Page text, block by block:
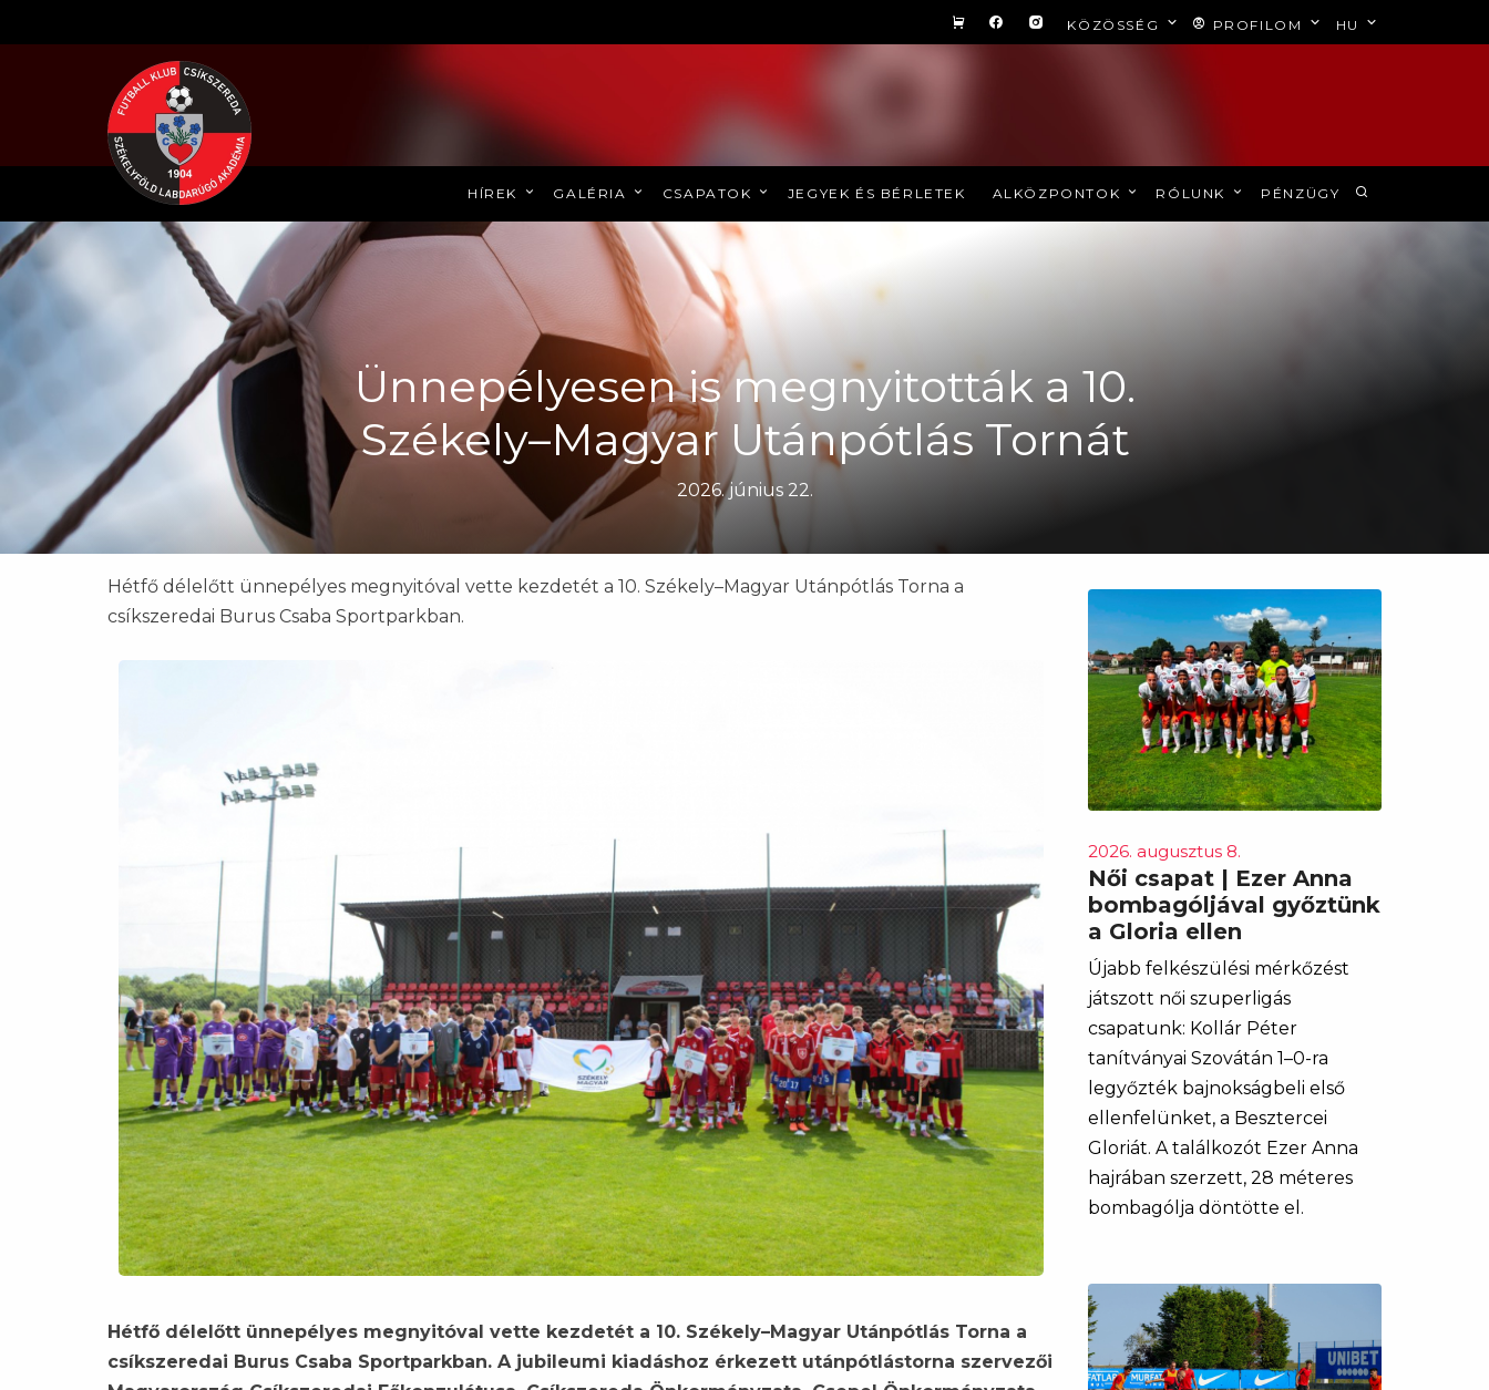
KÖZÖSSÉG PROFILOM HU
HÍREK GALÉRIA CSAPATOK JEGYEK ÉS BÉRLETEK ALKÖZPONTOK RÓLUNK PÉNZÜGY
Ünnepélyesen is megnyitották a 10.
Székely–Magyar Utánpótlás Tornát
2026. június 22.
Hétfő délelőtt ünnepélyes megnyitóval vette kezdetét a 10. Székely–Magyar Utánpótlás Torna a
csíkszeredai Burus Csaba Sportparkban.
Hétfő délelőtt ünnepélyes megnyitóval vette kezdetét a 10. Székely–Magyar Utánpótlás Torna a
csíkszeredai Burus Csaba Sportparkban. A jubileumi kiadáshoz érkezett utánpótlástorna szervezői
2026. augusztus 8.
Női csapat | Ezer Anna
bombagóljával győztünk
a Gloria ellen
Újabb felkészülési mérkőzést
játszott női szuperligás
csapatunk: Kollár Péter
tanítványai Szovátán 1–0-ra
legyőzték bajnokságbeli első
ellenfelünket, a Besztercei
Gloriát. A találkozót Ezer Anna
hajrában szerzett, 28 méteres
bombagólja döntötte el.